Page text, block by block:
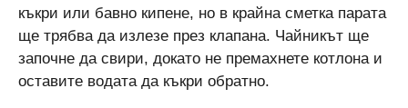
къкри или бавно кипене, но в крайна сметка парата
ще трябва да излезе през клапана. Чайникът ще
започне да свири, докато не премахнете котлона и
оставите водата да къкри обратно.